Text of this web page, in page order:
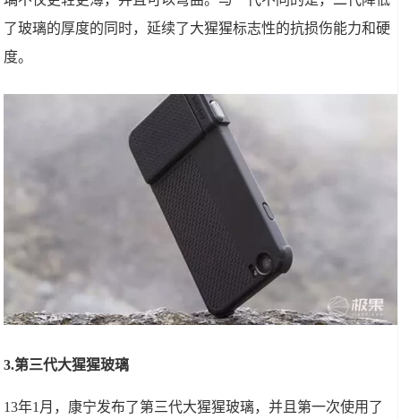
了玻璃的厚度的同时，延续了大猩猩标志性的抗损伤能力和硬
度。
3.第三代大猩猩玻璃
13年1月，康宁发布了第三代大猩猩玻璃，并且第一次使用了